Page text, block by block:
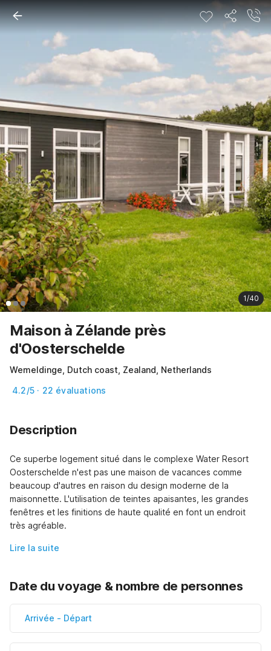
1/40
Maison à Zélande près
d'Oosterschelde
Wemeldinge, Dutch coast, Zealand, Netherlands
4.2/5 · 22 évaluations
Description
Ce superbe logement situé dans le complexe Water Resort
Oosterschelde n'est pas une maison de vacances comme
beaucoup d'autres en raison du design moderne de la
maisonnette. L'utilisation de teintes apaisantes, les grandes
fenêtres et les finitions de haute qualité en font un endroit
très agréable.
Lire la suite
Date du voyage & nombre de personnes
Arrivée - Départ